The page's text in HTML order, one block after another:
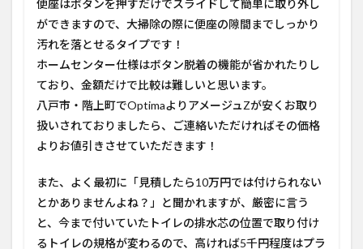
便座はボタンを押すだけでスライドして簡単に取り外し
ができますので、大掃除の際に便座の隙間までしっかり
汚れを落とせるタイプです！
ホームセンター仕様はボタン脱着の機能が省かれたりし
ており、金額だけで比較は難しいと思います。
八戸市・階上町でOptimaよりアメージュZが安くお取り
扱いされておりましたら、ご連絡いただければその価格
よりお値引きさせていただきます！
また、よく最初に 「見積したら10万円では付けられない
とかありませんよね？」
と聞かれますが、 厳密に言う
と、今まで付いていたトイレの排水芯の位置で取り付け
るトイレの規格が変わるので、高ければ5千円程度はプラ